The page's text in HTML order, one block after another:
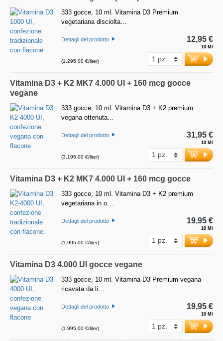
333 gocce, 10 ml. Vitamina D3 Premium
vegetariana disciolta…
Dettagli del prodotto
(1.295,00 €/liter)
10 Ml
12,95 €
Vitamina D3 + K2 MK7 4.000 UI + 160 mcg gocce
vegane
333 gocce, 10 ml. Vitamina D3 + K2 premium
vegana ottenuta…
Dettagli del prodotto
(3.195,00 €/liter)
10 Ml
31,95 €
Vitamina D3 + K2 MK7 4.000 UI + 160 mcg gocce
333 gocce, 10 ml. Vitamina D3 + K2 premium
vegetariana in o…
Dettagli del prodotto
(1.995,00 €/liter)
10 Ml
19,95 €
Vitamina D3 4.000 UI gocce vegane
333 gocce, 10 ml. Vitamina D3 Premium vegana
ricavata da li…
Dettagli del prodotto
(1.995,00 €/liter)
10 Ml
19,95 €